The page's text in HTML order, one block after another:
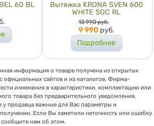
60 BL
Вытяжка KRONA SVEN 600
WHITE SGC RL
Цена
13 990 руб.
9 990 руб.
Подробнее
информация о товаре получена из открытых
официальных сайтов и из каталогов. Фирма-
изменения в характеристики, комплектацию или
товара без предварительного уведомления,
продавца важные для Вас параметры и
Если Вы заметили неточность или ошибку
нам об этом.